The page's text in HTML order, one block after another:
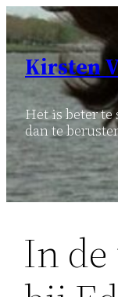
Ga
naar
inhoud
Kirsten
Het is beter
dan te
In